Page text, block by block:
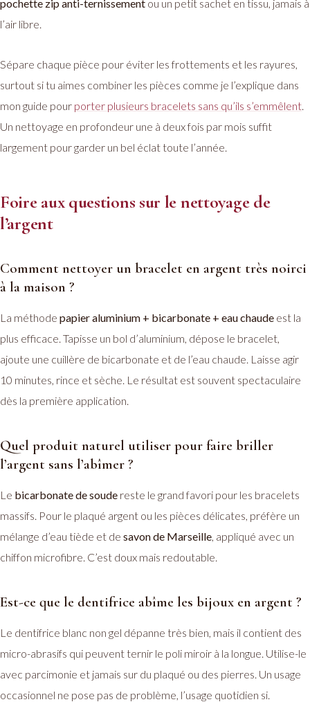
pochette zip anti-ternissement ou un petit sachet en tissu, jamais à
l’air libre.
Sépare chaque pièce pour éviter les frottements et les rayures,
surtout si tu aimes combiner les pièces comme je l’explique dans
mon guide pour porter plusieurs bracelets sans qu’ils s’emmêlent
Un nettoyage en profondeur une à deux fois par mois suffit
largement pour garder un bel éclat toute l’année.
Foire aux questions sur le nettoyage de
l’argent
Comment nettoyer un bracelet en argent très noirci
à la maison ?
La méthode papier aluminium + bicarbonate + eau chaude est la
plus efficace. Tapisse un bol d’aluminium, dépose le bracelet,
ajoute une cuillère de bicarbonate et de l’eau chaude. Laisse agir
10 minutes, rince et sèche. Le résultat est souvent spectaculaire
dès la première application.
Quel produit naturel utiliser pour faire briller
l’argent sans l’abîmer ?
Le bicarbonate de soude reste le grand favori pour les bracelets
massifs. Pour le plaqué argent ou les pièces délicates, préfère un
mélange d’eau tiède et de savon de Marseille , appliqué avec un
chiffon microfibre. C’est doux mais redoutable.
Est-ce que le dentifrice abîme les bijoux en argent ?
Le dentifrice blanc non gel dépanne très bien, mais il contient des
micro-abrasifs qui peuvent ternir le poli miroir à la longue. Utilise-le
avec parcimonie et jamais sur du plaqué ou des pierres. Un usage
occasionnel ne pose pas de problème, l’usage quotidien si.